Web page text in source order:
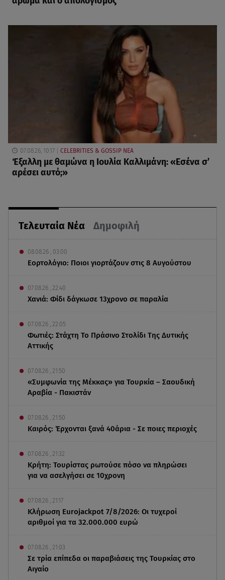
Τελευταία Νέα Δημοφιλή
08.08.26 , 03:00
Εορτολόγιο: Ποιοι γιορτάζουν στις 8 Αυγούστου
07.08.26 , 22:40
Χανιά: Φίδι δάγκωσε 13χρονο σε παραλία
07.08.26 , 22:05
Φωτιές: Στάχτη Το Πράσινο Στολίδι Της Δυτικής
Αττικής
07.08.26 , 21:50
«Συμφωνία της Μέκκας» για Τουρκία – Σαουδική
Αραβία - Πακιστάν
07.08.26 , 21:50
Καιρός: Έρχονται ξανά 40άρια - Σε ποιες περιοχές
07.08.26 , 21:32
Κρήτη: Τουρίστας ρωτούσε πόσο να πληρώσει
για να ασελγήσει σε 10χρονη
07.08.26 , 21:17
Κλήρωση Eurojackpot 7/8/2026: Οι τυχεροί
αριθμοί για τα 32.000.000 ευρώ
07.08.26 , 21:03
Σε τρία επίπεδα οι παραβιάσεις της Τουρκίας στο
Αιγαίο
07.08.26, 10:17 CELEBRITIES & GOSSIP ΝΕΑ
Έξαλλη με θαμώνα η Ιουλία Καλλιμάνη: «Εσένα σ’
αρέσει αυτό;»